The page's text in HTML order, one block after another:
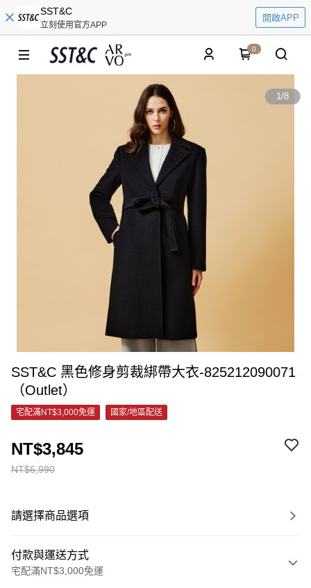
SST&C
立刻使用官方APP
開啟APP
0
1/8
SST&C 黑色修身剪裁綁帶大衣-825212090071
（Outlet）
宅配滿NT$3,000免運 國家/地區配送
NT$6,990
NT$3,845
請選擇商品選項
付款與運送方式
宅配滿NT$3,000免運